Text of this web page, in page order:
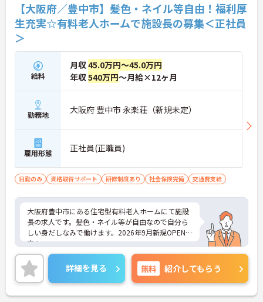
【大阪府／豊中市】髪色・ネイル等自由！福利厚
生充実☆有料老人ホームで施設長の募集＜正社員
＞
給料
月収45.0万円～45.0万円
年収540万円～月給×12ヶ月
勤務地 大阪府 豊中市 永楽荘（新規未定）
雇用形態 正社員(正職員)
日勤のみ 資格取得サポート 研修制度あり 社会保険完備 交通費支給
大阪府豊中市にある住宅型有料老人ホームにて施設
長の求人です。髪色・ネイル等が自由なので自分ら
しい身だしなみで働けます。2026年9月新規OPEN予
定！
月給45万円と高水準なため収入が安定しており、安
心して勤務していただけます。
ご興味のある方には、面接対策ポイントなど、さら
に詳細をご案内しますのでお気軽にご相談くださ
い！
詳細を見る 無料 紹介してもらう